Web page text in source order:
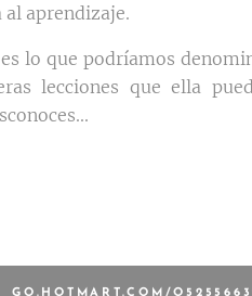
aprendizaje.
es lo que podríamos
lecciones que ella
GO.HOTMART.COM/